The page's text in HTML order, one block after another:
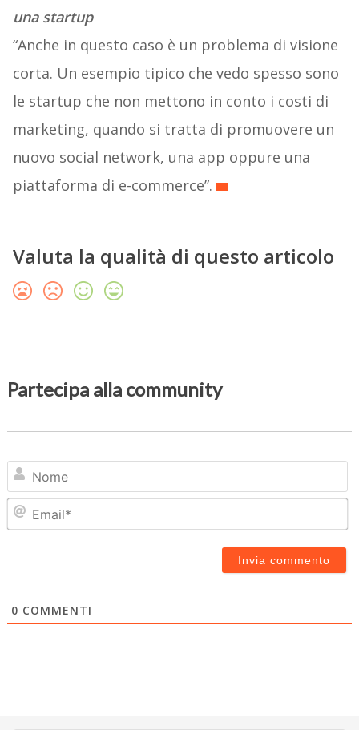
una startup
“Anche in questo caso è un problema di visione
corta. Un esempio tipico che vedo spesso sono
le startup che non mettono in conto i costi di
marketing, quando si tratta di promuovere un
nuovo social network, una app oppure una
piattaforma di e-commerce”.
Valuta la qualità di questo articolo
Partecipa alla community
0 COMMENTI